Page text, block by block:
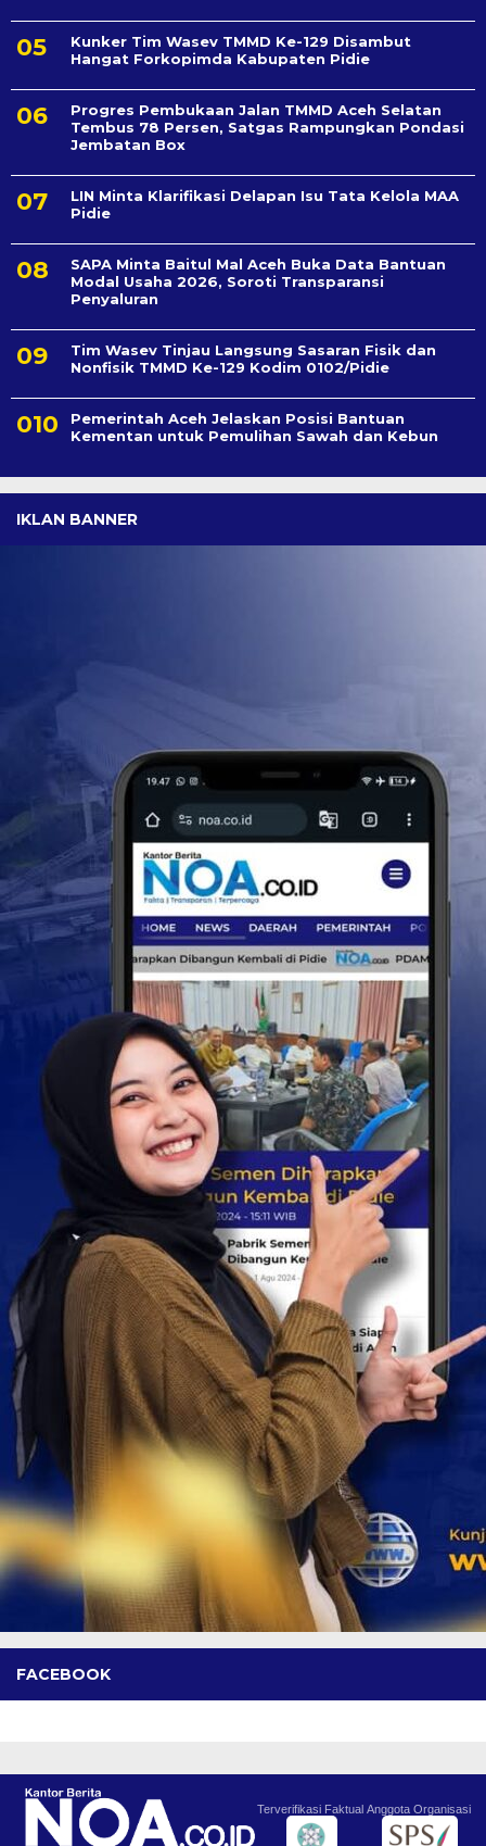
Kunker Tim Wasev TMMD Ke-129 Disambut
Hangat Forkopimda Kabupaten Pidie
Progres Pembukaan Jalan TMMD Aceh Selatan
Tembus 78 Persen, Satgas Rampungkan Pondasi
Jembatan Box
LIN Minta Klarifikasi Delapan Isu Tata Kelola MAA
Pidie
SAPA Minta Baitul Mal Aceh Buka Data Bantuan
Modal Usaha 2026, Soroti Transparansi
Penyaluran
Tim Wasev Tinjau Langsung Sasaran Fisik dan
Nonfisik TMMD Ke-129 Kodim 0102/Pidie
Pemerintah Aceh Jelaskan Posisi Bantuan
Kementan untuk Pemulihan Sawah dan Kebun
IKLAN BANNER
FACEBOOK
Terverifikasi Faktual Anggota Organisasi